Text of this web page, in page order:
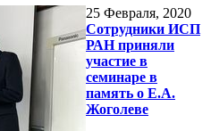
25 Февраля, 2020
Сотрудники ИСП
РАН приняли
участие в
семинаре в
память о Е.А.
Жоголеве